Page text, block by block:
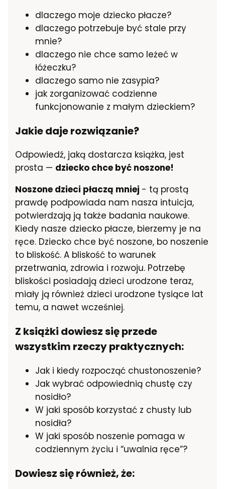
dlaczego moje dziecko płacze?
dlaczego potrzebuje być stale przy
mnie?
dlaczego nie chce samo leżeć w
łóżeczku?
dlaczego samo nie zasypia?
jak zorganizować codzienne
funkcjonowanie z małym dzieckiem?
Jakie daje rozwiązanie?
Odpowiedź, jaką dostarcza książka, jest
prosta — dziecko chce być noszone!
Noszone dzieci płaczą mniej - tą prostą
prawdę podpowiada nam nasza intuicja,
potwierdzają ją także badania naukowe.
Kiedy nasze dziecko płacze, bierzemy je na
ręce. Dziecko chce być noszone, bo noszenie
to bliskość. A bliskość to warunek
przetrwania, zdrowia i rozwoju. Potrzebę
bliskości posiadają dzieci urodzone teraz,
miały ją również dzieci urodzone tysiące lat
temu, a nawet wcześniej.
Z książki dowiesz się przede
wszystkim rzeczy praktycznych:
Jak i kiedy rozpocząć chustonoszenie?
Jak wybrać odpowiednią chustę czy
nosidło?
W jaki sposób korzystać z chusty lub
nosidła?
W jaki sposób noszenie pomaga w
codziennym życiu i “uwalnia ręce”?
Dowiesz się również, że: